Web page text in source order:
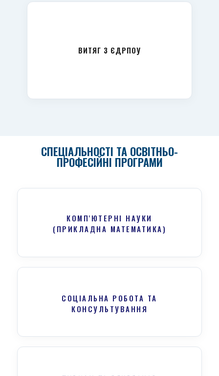
ВИТЯГ З ЄДРПОУ
СПЕЦІАЛЬНОСТІ ТА ОСВІТНЬО-
ПРОФЕСІЙНІ ПРОГРАМИ
КОМП'ЮТЕРНІ НАУКИ
(ПРИКЛАДНА МАТЕМАТИКА)
СОЦІАЛЬНА РОБОТА ТА
КОНСУЛЬТУВАННЯ